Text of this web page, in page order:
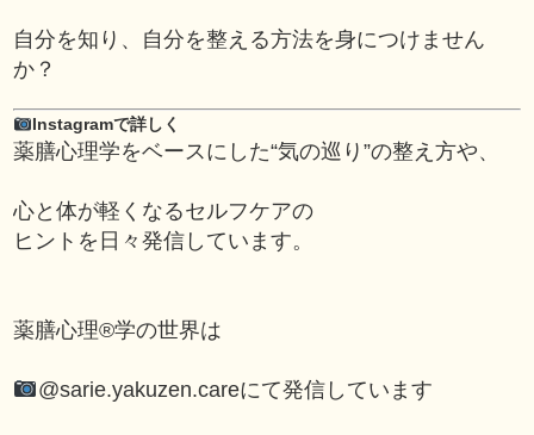
自分を知り、自分を整える方法を身につけません
か？
Instagramで詳しく
薬膳心理学をベースにした“気の巡り”の整え方や、
心と体が軽くなるセルフケアの
ヒントを日々発信しています。
薬膳心理®学の世界は
@sarie.yakuzen.careにて発信しています